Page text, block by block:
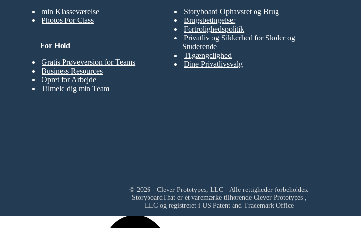
min Klasseværelse
Photos For Class
For Hold
Gratis Prøveversion for Teams
Business Resources
Opret for Arbejde
Tilmeld dig min Team
Storyboard Ophavsret og Brug
Brugsbetingelser
Fortrolighedspolitik
Privatliv og Sikkerhed for Skoler og
Studerende
Tilgængelighed
Dine Privatlivsvalg
© 2026 - Clever Prototypes, LLC - Alle rettigheder forbeholdes.
StoryboardThat er et varemærke tilhørende Clever Prototypes ,
LLC og registreret i US Patent and Trademark Office